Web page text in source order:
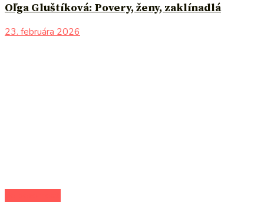
Oľga Gluštíková: Povery, ženy, zaklínadlá
23. februára 2026